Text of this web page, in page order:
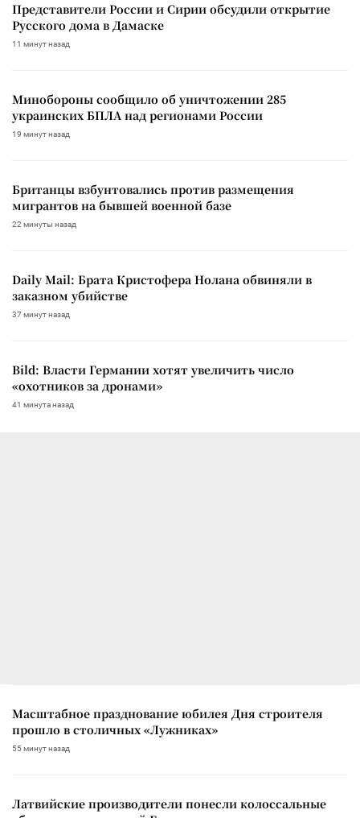
Представители России и Сирии обсудили открытие
Русского дома в Дамаске
11 минут назад
Минобороны сообщило об уничтожении 285
украинских БПЛА над регионами России
19 минут назад
Британцы взбунтовались против размещения
мигрантов на бывшей военной базе
22 минуты назад
Daily Mail: Брата Кристофера Нолана обвиняли в
заказном убийстве
37 минут назад
Bild: Власти Германии хотят увеличить число
«охотников за дронами»
41 минута назад
Масштабное празднование юбилея Дня строителя
прошло в столичных «Лужниках»
55 минут назад
Латвийские производители понесли колоссальные